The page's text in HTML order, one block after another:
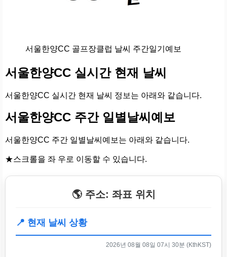
서울한양CC 골프장클럽 날씨 주간일기예보
서울한양CC 실시간 현재 날씨
서울한양CC 실시간 현재 날씨 정보는 아래와 같습니다.
서울한양CC 주간 일별날씨예보
서울한양CC 주간 일별날씨예보는 아래와 같습니다.
★스크롤을 좌 우로 이동할 수 있습니다.
🌎 주소: 좌표 위치
📍 현재 날씨 상황
2026년 08월 08일 07시 30분 (KthKST)